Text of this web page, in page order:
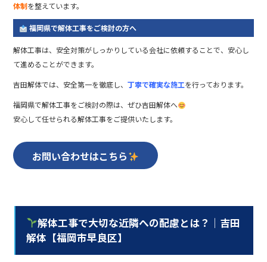
体制を整えています。
福岡県で解体工事をご検討の方へ
解体工事は、安全対策がしっかりしている会社に依頼することで、安心し
て進めることができます。
吉田解体では、安全第一を徹底し、丁寧で確実な施工を行っております。
福岡県で解体工事をご検討の際は、ぜひ吉田解体へ
安心して任せられる解体工事をご提供いたします。
お問い合わせはこちら
解体工事で大切な近隣への配慮とは？｜吉田
解体【福岡市早良区】